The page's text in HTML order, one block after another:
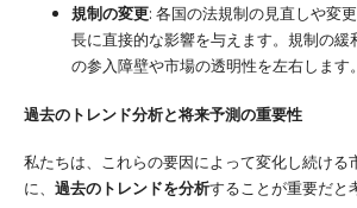
規制の変更: 各国の法規制の見直しや変
長に直接的な影響を与えます。規制の緩
の参入障壁や市場の透明性を左右します。
過去のトレンド分析と将来予測の重要性
私たちは、これらの要因によって変化し続ける
に、 過去のトレンドを分析することが重要だと